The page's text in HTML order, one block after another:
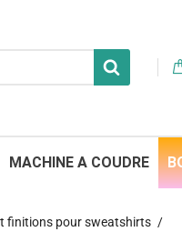
MACHINE A COUDRE
finitions pour sweatshirts